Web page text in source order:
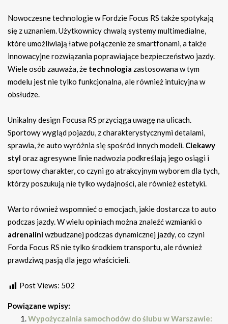
Nowoczesne technologie w Fordzie Focus RS także spotykają
się z uznaniem. Użytkownicy chwalą systemy multimedialne,
które umożliwiają łatwe połączenie ze smartfonami, a także
innowacyjne rozwiązania poprawiające bezpieczeństwo jazdy.
Wiele osób zauważa, że technologia zastosowana w tym
modelu jest nie tylko funkcjonalna, ale również intuicyjna w
obsłudze.
Unikalny design Focusa RS przyciąga uwagę na ulicach.
Sportowy wygląd pojazdu, z charakterystycznymi detalami,
sprawia, że auto wyróżnia się spośród innych modeli. Ciekawy
styl oraz agresywne linie nadwozia podkreślają jego osiągi i
sportowy charakter, co czyni go atrakcyjnym wyborem dla tych,
którzy poszukują nie tylko wydajności, ale również estetyki.
Warto również wspomnieć o emocjach, jakie dostarcza to auto
podczas jazdy. W wielu opiniach można znaleźć wzmianki o
adrenaliniwzbudzanej podczas dynamicznej jazdy, co czyni
Forda Focus RS nie tylko środkiem transportu, ale również
prawdziwą pasją dla jego właścicieli.
Post Views: 502
Powiązane wpisy:
Wypożyczalnia samochodów do ślubu w Warszawie: